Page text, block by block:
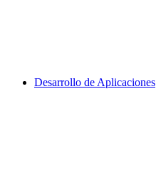
Desarrollo de Aplicaciones